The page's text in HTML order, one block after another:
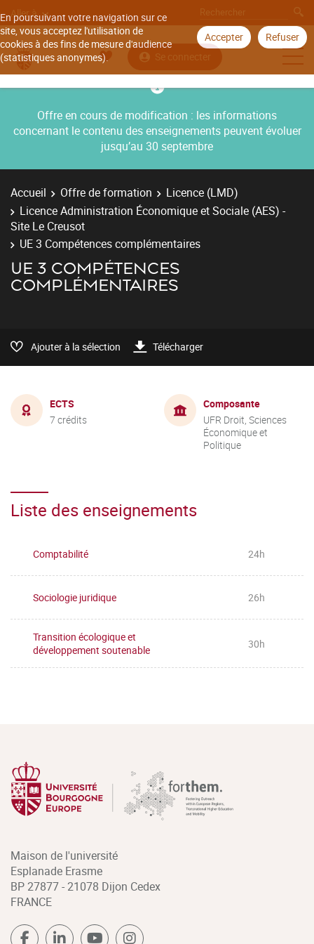
En poursuivant votre navigation sur ce
site, vous acceptez l'utilisation de
cookies à des fins de mesure d'audience
(statistiques anonymes).
Accepter Refuser
Aller à
Se connecter
Offre en cours de modification : les informations
concernant le contenu des enseignements peuvent évoluer
jusqu’au 30 septembre
Accueil Offre de formation
Licence (LMD)
Licence Administration Économique et Sociale (AES) -
Site Le Creusot
UE 3 Compétences complémentaires
UE 3 COMPÉTENCES
COMPLÉMENTAIRES
Ajouter à la sélection Télécharger
ECTS
7 crédits
Composante
UFR Droit, Sciences
Économique et
Politique
Liste des enseignements
Comptabilité 24h
Sociologie juridique 26h
Transition écologique et
développement soutenable
30h
Maison de l'université
Esplanade Erasme
BP 27877 - 21078 Dijon Cedex
FRANCE